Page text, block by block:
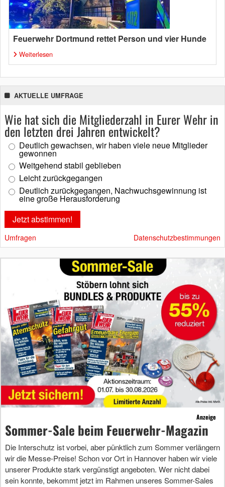
Feuerwehr Dortmund rettet Person und vier Hunde
Weiterlesen
AKTUELLE UMFRAGE
Wie hat sich die Mitgliederzahl in Eurer Wehr in
den letzten drei Jahren entwickelt?
Deutlich gewachsen, wir haben viele neue Mitglieder
gewonnen
Weitgehend stabil geblieben
Leicht zurückgegangen
Deutlich zurückgegangen, Nachwuchsgewinnung ist
eine große Herausforderung
Umfragen Datenschutzbestimmungen
Anzeige
Sommer-Sale beim Feuerwehr-Magazin
Die Interschutz ist vorbei, aber pünktlich zum Sommer verlängern
wir die Messe-Preise! Schon vor Ort in Hannover haben wir viele
unserer Produkte stark vergünstigt angeboten. Wer nicht dabei
sein konnte, bekommt jetzt im Rahmen unseres Sommer-Sales